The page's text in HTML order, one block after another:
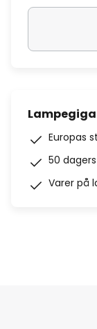
Europas
50
Varer på